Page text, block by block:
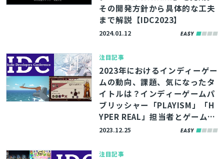
その開発方針から具体的な工夫
まで解説【IDC2023】
2024.01.12
注目記事
2023年におけるインディーゲー
ムの動向、課題、気になったタ
イトルは？インディーゲームパ
ブリッシャー「PLAYISM」「H
YPER REAL」担当者とゲーム開
発者による2023年振り返り
2023.12.25
注目記事